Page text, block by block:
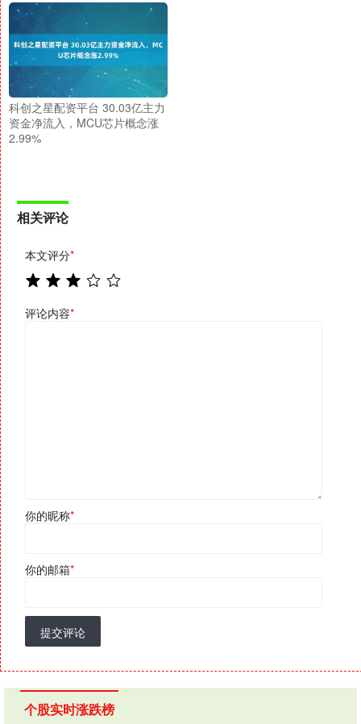
科创之星配资平台 30.03亿主力
资金净流入，MCU芯片概念涨
2.99%
相关评论
本文评分*
评论内容*
你的昵称*
你的邮箱*
提交评论
个股实时涨跌榜